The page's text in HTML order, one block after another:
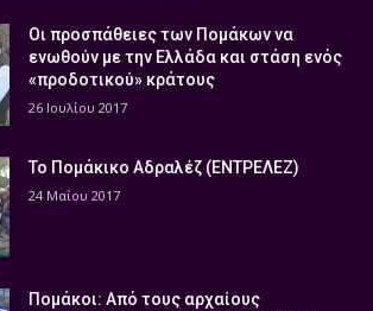
Οι προσπάθειες των Πομάκων να
ενωθούν με την Ελλάδα και στάση ενός
«προδοτικού» κράτους
26 Ιουλίου 2017
Το Πομάκικο Αδραλέζ (ΕΝΤΡΕΛΕΖ)
24 Μαΐου 2017
Πομάκοι: Από τους αρχαίους